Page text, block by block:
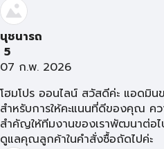
นุชนารถ
5
07 ก.พ. 2026
โฮมโปร ออนไลน์ สวัสดีค่ะ แอดมิ
สำหรับการให้คะแนนที่ดีของคุณ ค
สำคัญให้ทีมงานของเราพัฒนาต่อไ
ดูแลคุณลูกค้าในคำสั่งซื้อถัดไปค่ะ